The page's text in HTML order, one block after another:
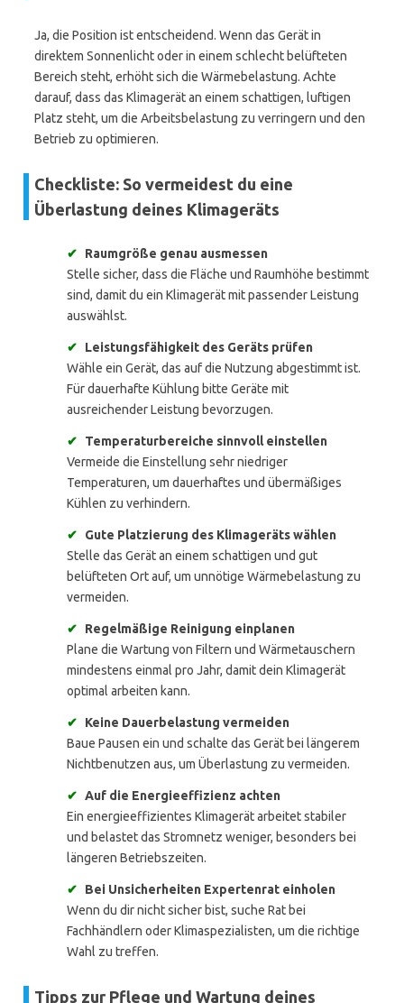
Ja, die Position ist entscheidend. Wenn das Gerät in
direktem Sonnenlicht oder in einem schlecht belüfteten
Bereich steht, erhöht sich die Wärmebelastung. Achte
darauf, dass das Klimagerät an einem schattigen, luftigen
Platz steht, um die Arbeitsbelastung zu verringern und den
Betrieb zu optimieren.
Checkliste: So vermeidest du eine
Überlastung deines Klimageräts
✔
Raumgröße genau ausmessen
Stelle sicher, dass die Fläche und Raumhöhe bestimmt
sind, damit du ein Klimagerät mit passender Leistung
auswählst.
✔
Leistungsfähigkeit des Geräts prüfen
Wähle ein Gerät, das auf die Nutzung abgestimmt ist.
Für dauerhafte Kühlung bitte Geräte mit
ausreichender Leistung bevorzugen.
✔
Temperaturbereiche sinnvoll einstellen
Vermeide die Einstellung sehr niedriger
Temperaturen, um dauerhaftes und übermäßiges
Kühlen zu verhindern.
✔
Gute Platzierung des Klimageräts wählen
Stelle das Gerät an einem schattigen und gut
belüfteten Ort auf, um unnötige Wärmebelastung zu
vermeiden.
✔
Regelmäßige Reinigung einplanen
Plane die Wartung von Filtern und Wärmetauschern
mindestens einmal pro Jahr, damit dein Klimagerät
optimal arbeiten kann.
✔
Keine Dauerbelastung vermeiden
Baue Pausen ein und schalte das Gerät bei längerem
Nichtbenutzen aus, um Überlastung zu vermeiden.
✔ Auf die Energieeffizienz achten
Ein energieeffizientes Klimagerät arbeitet stabiler
und belastet das Stromnetz weniger, besonders bei
längeren Betriebszeiten.
✔
Bei Unsicherheiten Expertenrat einholen
Wenn du dir nicht sicher bist, suche Rat bei
Fachhändlern oder Klimaspezialisten, um die richtige
Wahl zu treffen.
Tipps zur Pflege und Wartung deines